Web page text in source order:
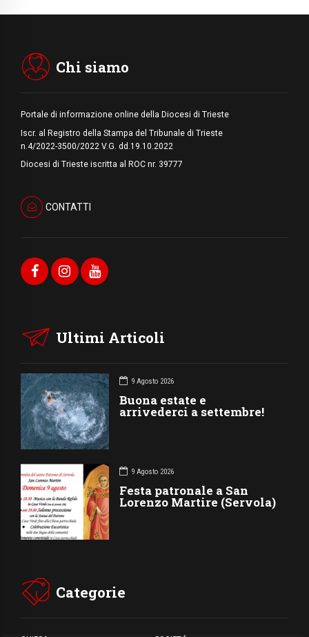
Medio Oriente
Chi siamo
Portale di informazione online della Diocesi di Trieste
Iscr. al Registro della Stampa del Tribunale di Trieste
n.4/2022-3500/2022 V.G. dd.19.10.2022
Diocesi di Trieste iscritta al ROC nr. 39777
CONTATTI
Ultimi Articoli
9 Agosto 2026
Buona estate e
arrivederci a settembre!
9 Agosto 2026
Festa patronale a San
Lorenzo Martire (Servola)
Categorie